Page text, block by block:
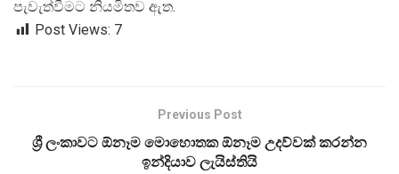
පැවැත්වීමට නියමිතව ඇත.
Post Views: 7
Previous Post
ශ්‍රී ලංකාවට ඕනෑම මොහොතක ඕනෑම උදව්වක් කරන්න
ඉන්දියාව ලැයිස්තියි